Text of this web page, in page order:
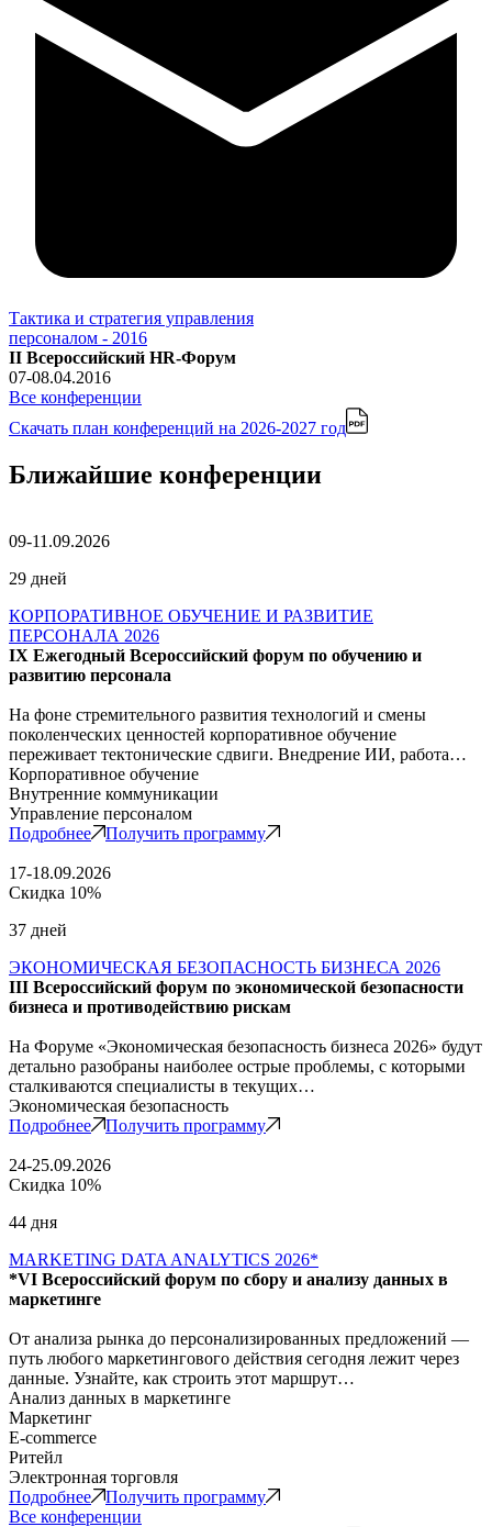
Тактика и стратегия управления
персоналом - 2016
II Всероссийский HR-Форум
07-08.04.2016
Все конференции
Скачать план конференций на 2026-2027 год
Ближайшие конференции
09-11.09.2026
29 дней
КОРПОРАТИВНОЕ ОБУЧЕНИЕ И РАЗВИТИЕ
ПЕРСОНАЛА 2026
IX Ежегодный Всероссийский форум по обучению и
развитию персонала
На фоне стремительного развития технологий и смены
поколенческих ценностей корпоративное обучение
переживает тектонические сдвиги. Внедрение ИИ, работа…
Корпоративное обучение
Внутренние коммуникации
Управление персоналом
Подробнее
Получить программу
17-18.09.2026
Скидка 10%
37 дней
ЭКОНОМИЧЕСКАЯ БЕЗОПАСНОСТЬ БИЗНЕСА 2026
III Всероссийский форум по экономической безопасности
бизнеса и противодействию рискам
На Форуме «Экономическая безопасность бизнеса 2026» будут
детально разобраны наиболее острые проблемы, с которыми
сталкиваются специалисты в текущих…
Экономическая безопасность
Подробнее
Получить программу
24-25.09.2026
Скидка 10%
44 дня
MARKETING DATA ANALYTICS 2026*
*VI Всероссийский форум по сбору и анализу данных в
маркетинге
От анализа рынка до персонализированных предложений —
путь любого маркетингового действия сегодня лежит через
данные. Узнайте, как строить этот маршрут…
Анализ данных в маркетинге
Маркетинг
E-commerce
Ритейл
Электронная торговля
Подробнее
Получить программу
Все конференции